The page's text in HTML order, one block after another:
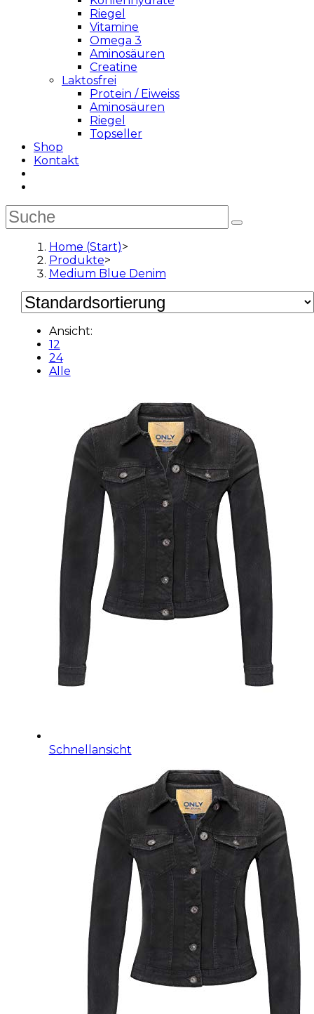
Riegel
Vitamine
Omega 3
Aminosäuren
Creatine
Laktosfrei
Protein / Eiweiss
Aminosäuren
Riegel
Topseller
Shop
Kontakt
Home (Start)>
Produkte>
Medium Blue Denim
Ansicht:
12
24
Alle
Schnellansicht